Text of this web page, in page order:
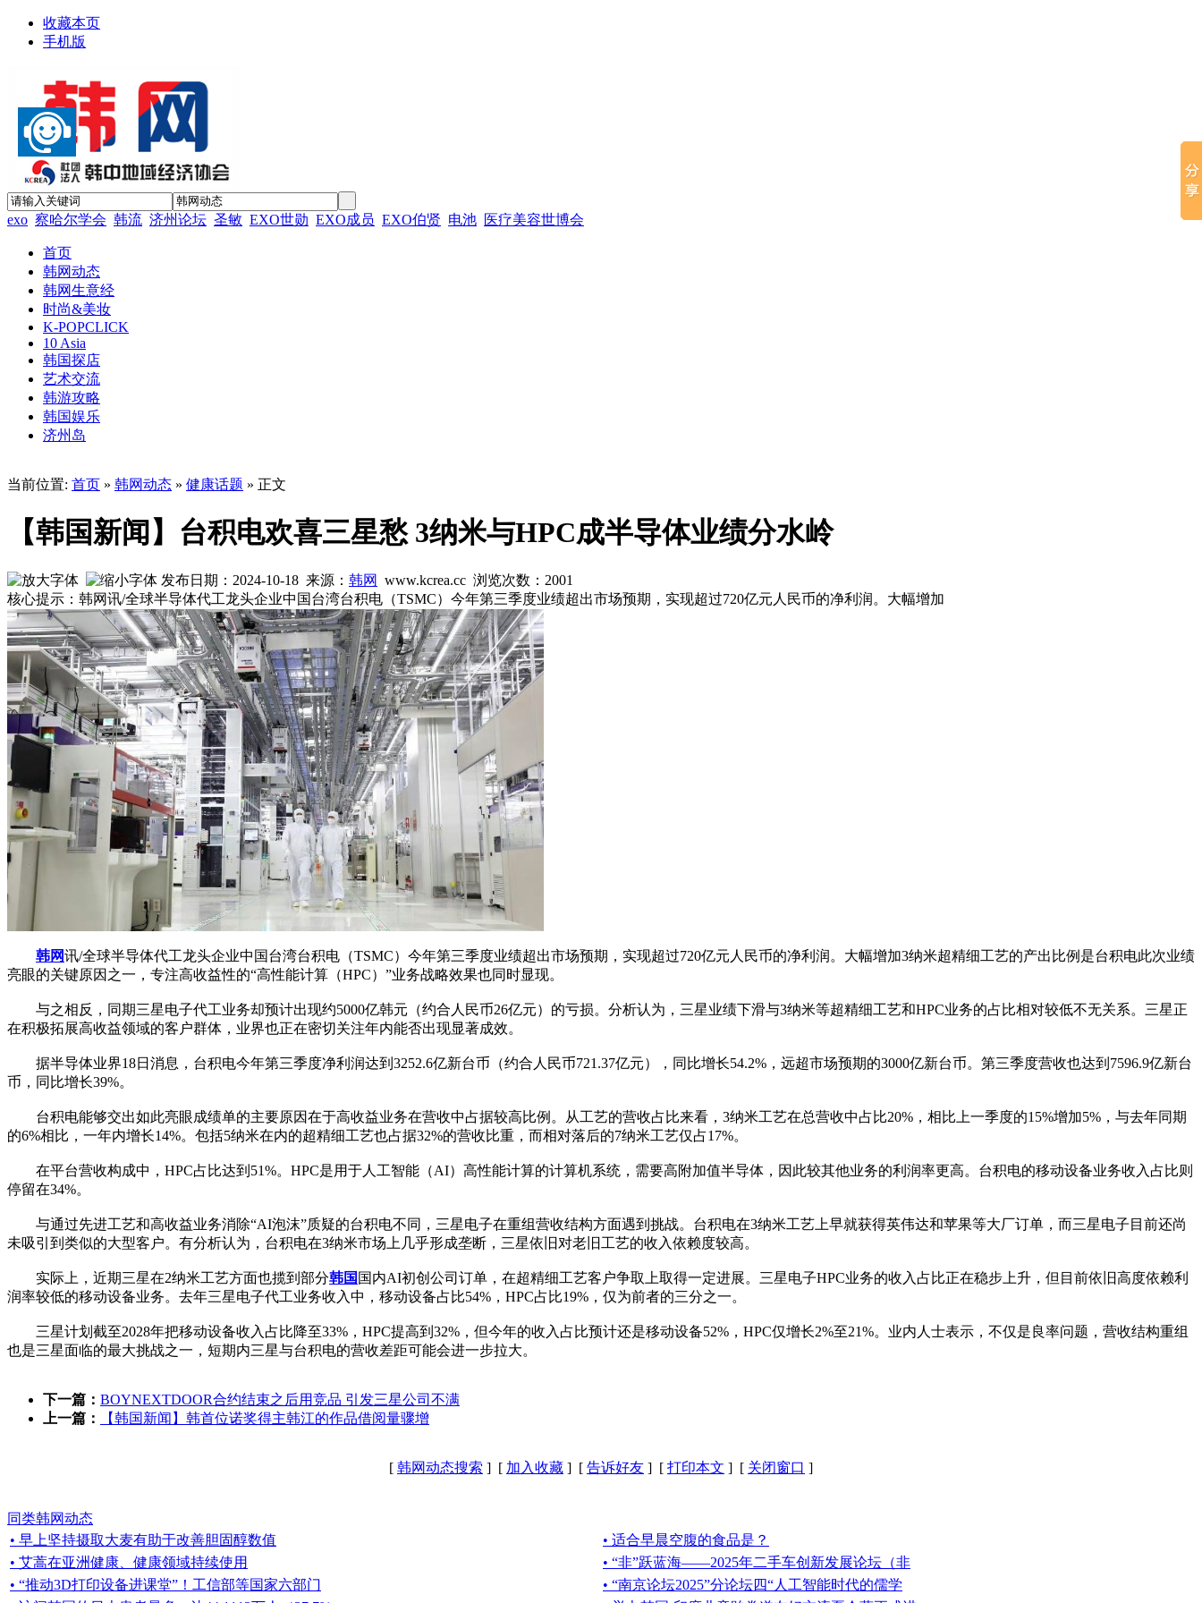
收藏本页
手机版
exo 察哈尔学会 韩流 济州论坛 圣敏 EXO世勋 EXO成员 EXO伯贤 电池 医疗美容世博会
首页
韩网动态
韩网生意经
时尚&美妆
K-POPCLICK
10 Asia
韩国探店
艺术交流
韩游攻略
韩国娱乐
济州岛
当前位置: 首页 » 韩网动态 » 健康话题 » 正文
【韩国新闻】台积电欢喜三星愁 3纳米与HPC成半导体业绩分水岭
发布日期：2024-10-18 来源： 韩网 www.kcrea.cc 浏览次数： 2001
核心提示：韩网讯/全球半导体代工龙头企业中国台湾台积电（TSMC）今年第三季度业绩超出市场预期，实现超过720亿元人民币的净利润。大幅增加
韩网讯/全球半导体代工龙头企业中国台湾台积电（TSMC）今年第三季度业绩超出市场预期，实现超过720亿元人民币的净利润。大幅增加3纳米超精细工艺的产出比例是台积电此次业绩
亮眼的关键原因之一，专注高收益性的“高性能计算（HPC）”业务战略效果也同时显现。
与之相反，同期三星电子代工业务却预计出现约5000亿韩元（约合人民币26亿元）的亏损。分析认为，三星业绩下滑与3纳米等超精细工艺和HPC业务的占比相对较低不无关系。三星正
在积极拓展高收益领域的客户群体，业界也正在密切关注年内能否出现显著成效。
据半导体业界18日消息，台积电今年第三季度净利润达到3252.6亿新台币（约合人民币721.37亿元），同比增长54.2%，远超市场预期的3000亿新台币。第三季度营收也达到7596.9亿新台
币，同比增长39%。
台积电能够交出如此亮眼成绩单的主要原因在于高收益业务在营收中占据较高比例。从工艺的营收占比来看，3纳米工艺在总营收中占比20%，相比上一季度的15%增加5%，与去年同期
的6%相比，一年内增长14%。包括5纳米在内的超精细工艺也占据32%的营收比重，而相对落后的7纳米工艺仅占17%。
在平台营收构成中，HPC占比达到51%。HPC是用于人工智能（AI）高性能计算的计算机系统，需要高附加值半导体，因此较其他业务的利润率更高。台积电的移动设备业务收入占比则
停留在34%。
与通过先进工艺和高收益业务消除“AI泡沫”质疑的台积电不同，三星电子在重组营收结构方面遇到挑战。台积电在3纳米工艺上早就获得英伟达和苹果等大厂订单，而三星电子目前还尚
未吸引到类似的大型客户。有分析认为，台积电在3纳米市场上几乎形成垄断，三星依旧对老旧工艺的收入依赖度较高。
实际上，近期三星在2纳米工艺方面也揽到部分韩国 国内AI初创公司订单，在超精细工艺客户争取上取得一定进展。三星电子HPC业务的收入占比正在稳步上升，但目前依旧高度依赖利
润率较低的移动设备业务。去年三星电子代工业务收入中，移动设备占比54%，HPC占比19%，仅为前者的三分之一。
三星计划截至2028年把移动设备收入占比降至33%，HPC提高到32%，但今年的收入占比预计还是移动设备52%，HPC仅增长2%至21%。业内人士表示，不仅是良率问题，营收结构重组
也是三星面临的最大挑战之一，短期内三星与台积电的营收差距可能会进一步拉大。
下一篇： BOYNEXTDOOR合约结束之后用竞品 引发三星公司不满
上一篇：
【韩国新闻】韩首位诺奖得主韩江的作品借阅量骤增
[ 韩网动态搜索 ] [ 加入收藏 ] [ 告诉好友 ] [ 打印本文 ] [ 关闭窗口 ]
同类韩网动态
• 早上坚持摄取大麦有助于改善胆固醇数值
• 适合早晨空腹的食品是？
• 艾蒿在亚洲健康、健康领域持续使用
• “非”跃蓝海——2025年二手车创新发展论坛（非
• “推动3D打印设备进课堂”！工信部等国家六部门
• “南京论坛2025”分论坛四“人工智能时代的儒学